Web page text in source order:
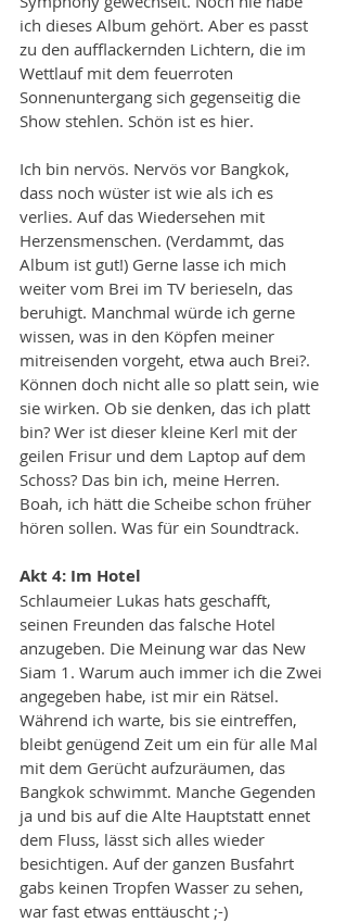
ich dieses Album gehört. Aber es passt
zu den aufflackernden Lichtern, die im
Wettlauf mit dem feuerroten
Sonnenuntergang sich gegenseitig die
Show stehlen. Schön ist es hier.
Ich bin nervös. Nervös vor Bangkok,
dass noch wüster ist wie als ich es
verlies. Auf das Wiedersehen mit
Herzensmenschen. (Verdammt, das
Album ist gut!) Gerne lasse ich mich
weiter vom Brei im TV berieseln, das
beruhigt. Manchmal würde ich gerne
wissen, was in den Köpfen meiner
mitreisenden vorgeht, etwa auch Brei?.
Können doch nicht alle so platt sein, wie
sie wirken. Ob sie denken, das ich platt
bin? Wer ist dieser kleine Kerl mit der
geilen Frisur und dem Laptop auf dem
Schoss? Das bin ich, meine Herren.
Boah, ich hätt die Scheibe schon früher
hören sollen. Was für ein Soundtrack.
Akt 4: Im Hotel
Schlaumeier Lukas hats geschafft,
seinen Freunden das falsche Hotel
anzugeben. Die Meinung war das New
Siam 1. Warum auch immer ich die Zwei
angegeben habe, ist mir ein Rätsel.
Während ich warte, bis sie eintreffen,
bleibt genügend Zeit um ein für alle Mal
mit dem Gerücht aufzuräumen, das
Bangkok schwimmt. Manche Gegenden
ja und bis auf die Alte Hauptstatt ennet
dem Fluss, lässt sich alles wieder
besichtigen. Auf der ganzen Busfahrt
gabs keinen Tropfen Wasser zu sehen,
war fast etwas enttäuscht ;-)